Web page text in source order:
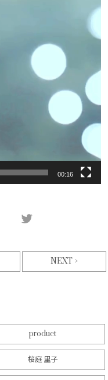
00:16
NEXT >
product
桜庭 里子